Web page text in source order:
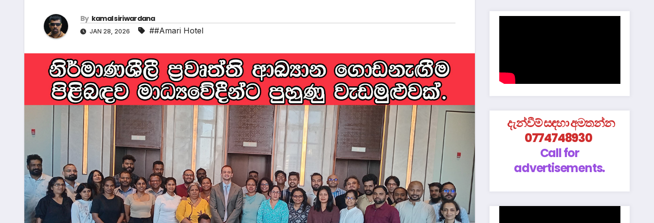
By kamal siriwardana
JAN 28, 2026 ##Amari Hotel
දැන්වීම් සඳහා අමතන්න
0774748930
Call for
advertisements.